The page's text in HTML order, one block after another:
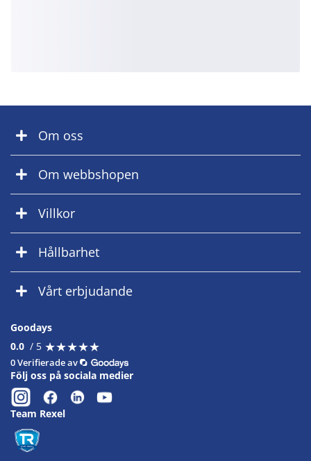
Om oss
Om webbshopen
Villkor
Hållbarhet
Vårt erbjudande
Goodays
0.0 / 5 ★★★★★
★★★★★
0 Verifierade av
Följ oss på sociala medier
Team Rexel